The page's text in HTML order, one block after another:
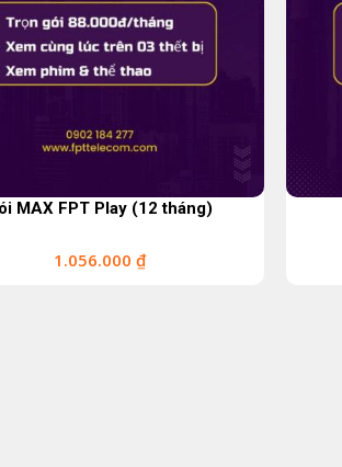
MAX FPT Play (12 tháng)
1.056.000 ₫